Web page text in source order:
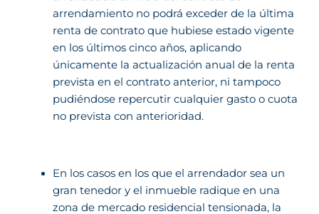
arrendamiento no podrá exceder de la última
renta de contrato que hubiese estado vigente
en los últimos cinco años, aplicando
únicamente la actualización anual de la renta
prevista en el contrato anterior, ni tampoco
pudiéndose repercutir cualquier gasto o cuota
no prevista con anterioridad.
En los casos en los que el arrendador sea un
gran tenedor y el inmueble radique en una
zona de mercado residencial tensionada, la